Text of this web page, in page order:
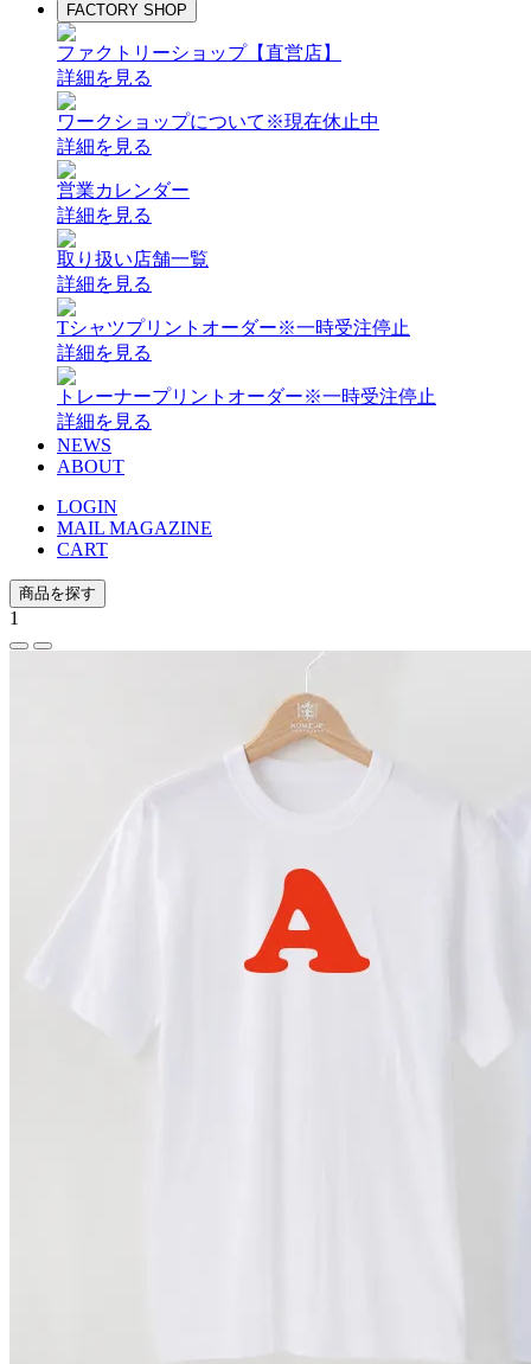
FACTORY SHOP
ファクトリーショップ【直営店】
詳細を見る
ワークショップについて ※現在休止中
詳細を見る
営業カレンダー
詳細を見る
取り扱い店舗一覧
詳細を見る
Tシャツプリントオーダー※一時受注停止
詳細を見る
トレーナープリントオーダー※一時受注停止
詳細を見る
NEWS
ABOUT
LOGIN
MAIL MAGAZINE
CART
商品を探す
1